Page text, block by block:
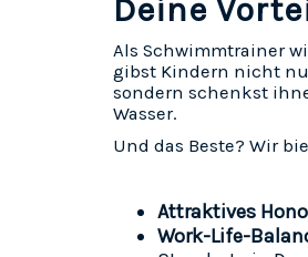
Deine
Als Schwimmtrainer
gibst Kindern nicht
sondern schenkst
Wasser.
Und das Beste? Wir
Attraktives
Work-Life-